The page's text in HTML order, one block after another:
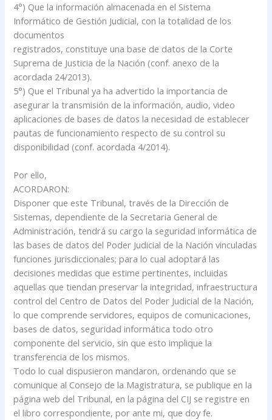
4°) Que la información almacenada en el Sistema
Informático de Gestión Judicial, con la totalidad de los
documentos
registrados, constituye una base de datos de la Corte
Suprema de Justicia de la Nación (conf. anexo de la
acordada 24/2013).
5°) Que el Tribunal ya ha advertido la importancia de
asegurar la transmisión de la información, audio, video
aplicaciones de bases de datos la necesidad de establecer
pautas de funcionamiento respecto de su control su
disponibilidad (conf. acordada 4/2014).
Por ello,
ACORDARON:
Disponer que este Tribunal, través de la Dirección de
Sistemas, dependiente de la Secretaria General de
Administración, tendrá su cargo la seguridad informática de
las bases de datos del Poder Judicial de la Nación vinculadas
funciones jurisdiccionales; para lo cual adoptará las
decisiones medidas que estime pertinentes, incluidas
aquellas que tiendan preservar la integridad, infraestructura
control del Centro de Datos del Poder Judicial de la Nación,
lo que comprende servidores, equipos de comunicaciones,
bases de datos, seguridad informática todo otro
componente del servicio, sin que esto implique la
transferencia de los mismos.
Todo lo cual dispusieron mandaron, ordenando que se
comunique al Consejo de la Magistratura, se publique en la
página web del Tribunal, en la página del CIJ se registre en
el libro correspondiente, por ante mi, que doy fe.